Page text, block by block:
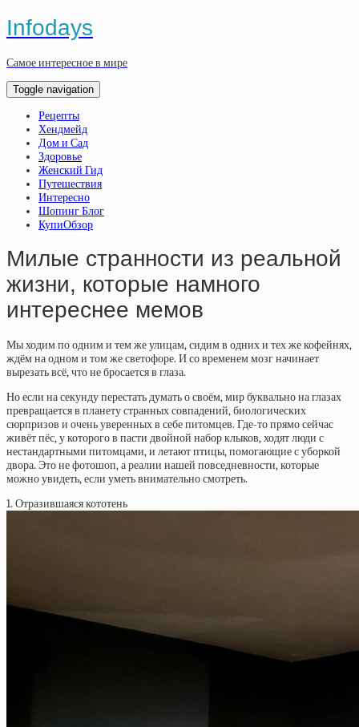
Infodays
Самое интересное в мире
Toggle navigation
Рецепты
Хендмейд
Дом и Сад
Здоровье
Женский Гид
Путешествия
Интересно
Шопинг Блог
КупиОбзор
Милые странности из реальной
жизни, которые намного
интереснее мемов
Мы ходим по одним и тем же улицам, сидим в одних и тех же кофейнях,
ждём на одном и том же светофоре. И со временем мозг начинает
вырезать всё, что не бросается в глаза.
Но если на секунду перестать думать о своём, мир буквально на глазах
превращается в планету странных совпадений, биологических
сюрпризов и очень уверенных в себе питомцев. Где-то прямо сейчас
живёт пёс, у которого в пасти двойной набор клыков, ходят люди с
нестандартными питомцами, и летают птицы, помогающие с уборкой
двора. Это не фотошоп, а реалии нашей повседневности, которые
можно увидеть, если уметь внимательно смотреть.
1. Отразившаяся кототень